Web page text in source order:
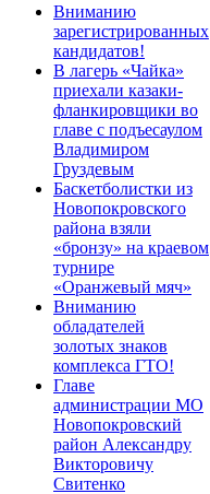
Вниманию
зарегистрированных
кандидатов!
В лагерь «Чайка»
приехали казаки-
фланкировщики во
главе с подъесаулом
Владимиром
Груздевым
Баскетболистки из
Новопокровского
района взяли
«бронзу» на краевом
турнире
«Оранжевый мяч»
Вниманию
обладателей
золотых знаков
комплекса ГТО!
Главе
администрации МО
Новопокровский
район Александру
Викторовичу
Свитенко